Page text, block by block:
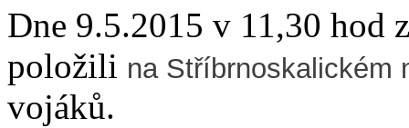
Dne 9.5.2015 v 11,30 hod
položili na Stříbrnoskalickém
vojáků.